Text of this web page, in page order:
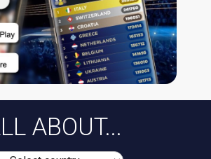
ABOUT...